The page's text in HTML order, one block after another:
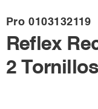
Pro 0103132119
Reflex
2